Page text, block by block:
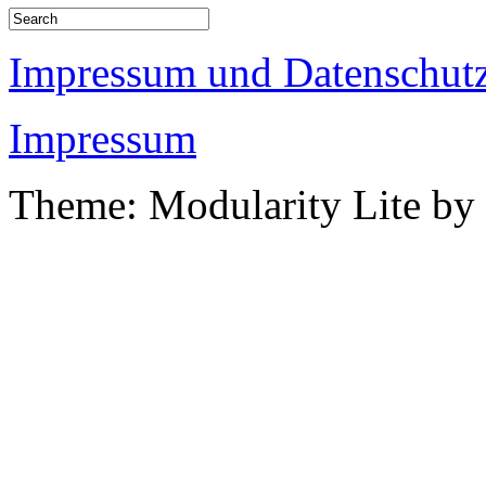
Impressum und
Impressum
Theme: Modularity Lite by